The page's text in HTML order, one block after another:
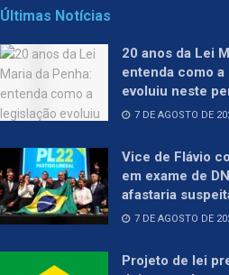
Últimas Notícias
20 anos da Lei
entenda como a
evoluiu neste
7 DE AGOSTO DE
Vice de Flávio
em exame de
afastaria
7 DE AGOSTO DE
Projeto de lei